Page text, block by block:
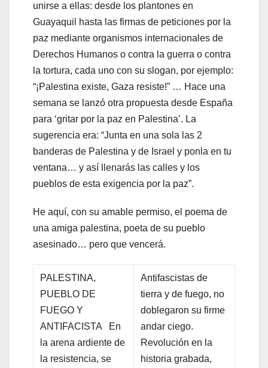
unirse a ellas: desde los plantones en
Guayaquil hasta las firmas de peticiones por la
paz mediante organismos internacionales de
Derechos Humanos o contra la guerra o contra
la tortura, cada uno con su slogan, por ejemplo:
“¡Palestina existe, Gaza resiste!” … Hace una
semana se lanzó otra propuesta desde España
para ‘gritar por la paz en Palestina’. La
sugerencia era: “Junta en una sola las 2
banderas de Palestina y de Israel y ponla en tu
ventana… y así llenarás las calles y los
pueblos de esta exigencia por la paz”.
He aquí, con su amable permiso, el poema de
una amiga palestina, poeta de su pueblo
asesinado… pero que vencerá.
PALESTINA,
PUEBLO DE
FUEGO Y
ANTIFACISTA En
la arena ardiente de
la resistencia, se
Antifascistas de
tierra y de fuego, no
doblegaron su firme
andar ciego.
Revolución en la
historia grabada,